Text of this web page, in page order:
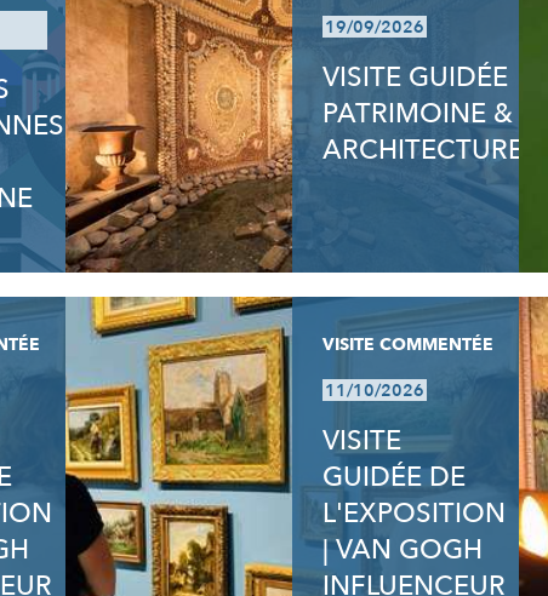
19/09/2026
VISITE GUIDÉE
PATRIMOINE &
ARCHITECTURE
VISITE COMMENTÉE
11/10/2026
VISITE
GUIDÉE DE
L'EXPOSITION
| VAN GOGH
INFLUENCEUR